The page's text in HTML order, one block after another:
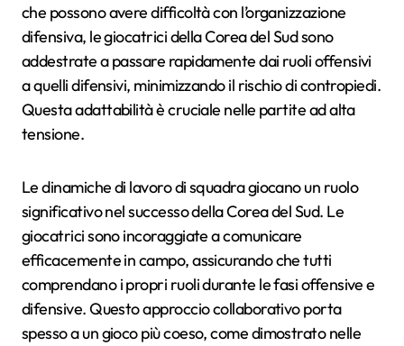
che possono avere difficoltà con l’organizzazione
difensiva, le giocatrici della Corea del Sud sono
addestrate a passare rapidamente dai ruoli offensivi
a quelli difensivi, minimizzando il rischio di contropiedi.
Questa adattabilità è cruciale nelle partite ad alta
tensione.
Le dinamiche di lavoro di squadra giocano un ruolo
significativo nel successo della Corea del Sud. Le
giocatrici sono incoraggiate a comunicare
efficacemente in campo, assicurando che tutti
comprendano i propri ruoli durante le fasi offensive e
difensive. Questo approccio collaborativo porta
spesso a un gioco più coeso, come dimostrato nelle